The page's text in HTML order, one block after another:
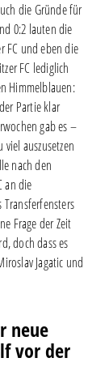
die Gründe für
0:2 lauten die
FC und eben die
FC lediglich
Himmelblauen:
Partie klar
gab es –
auszusetzen
nach den
an die
Transferfensters
Frage der Zeit
doch dass es
Jagatic und
neue
vor der